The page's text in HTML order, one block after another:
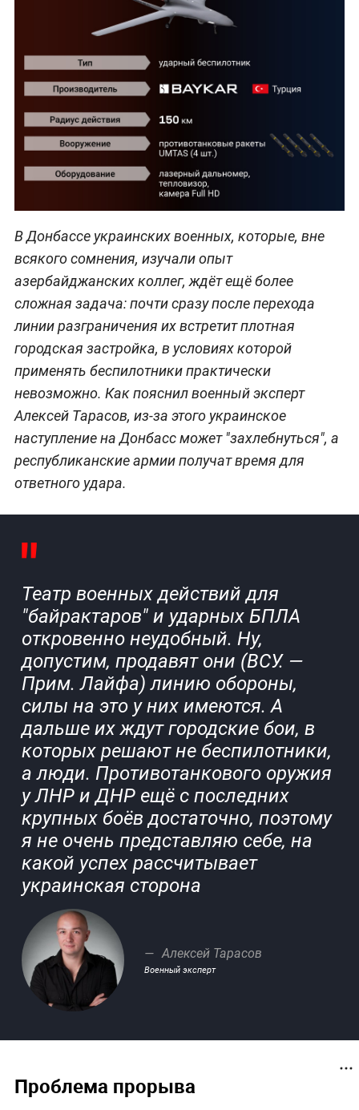
В Донбассе украинских военных, которые, вне
всякого сомнения, изучали опыт
азербайджанских коллег, ждёт ещё более
сложная задача: почти сразу после перехода
линии разграничения их встретит плотная
городская застройка, в условиях которой
применять беспилотники практически
невозможно. Как пояснил военный эксперт
Алексей Тарасов, из-за этого украинское
наступление на Донбасс может "захлебнуться", а
республиканские армии получат время для
ответного удара.
Театр военных действий для
"байрактаров" и ударных БПЛА
откровенно неудобный. Ну,
допустим, продавят они (ВСУ. —
Прим. Лайфа) линию обороны,
силы на это у них имеются. А
дальше их ждут городские бои, в
которых решают не беспилотники,
а люди. Противотанкового оружия
у ЛНР и ДНР ещё с последних
крупных боёв достаточно, поэтому
я не очень представляю себе, на
какой успех рассчитывает
украинская сторона
Алексей Тарасов
Военный эксперт
Проблема прорыва